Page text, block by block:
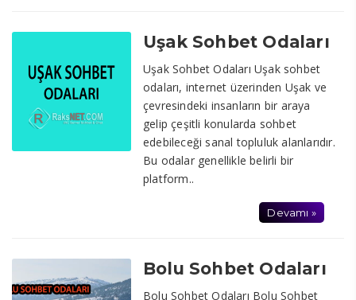
Uşak Sohbet Odaları
Uşak Sohbet Odaları Uşak sohbet
odaları, internet üzerinden Uşak ve
çevresindeki insanların bir araya
gelip çeşitli konularda sohbet
edebileceği sanal topluluk alanlarıdır.
Bu odalar genellikle belirli bir
platform..
Devamı »
Bolu Sohbet Odaları
Bolu Sohbet Odaları Bolu Sohbet